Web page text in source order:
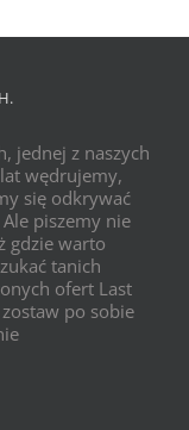
jednej z naszych
wędrujemy,
się odkrywać
piszemy nie
gdzie warto
tanich
ofert Last
po sobie